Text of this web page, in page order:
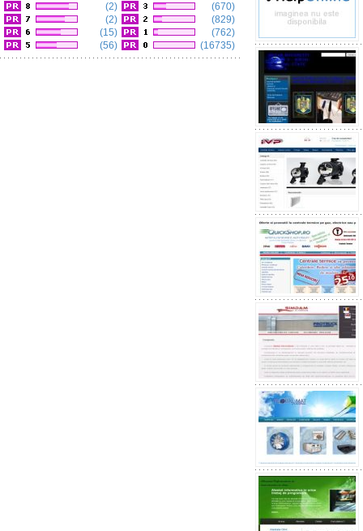
(2)
(2)
(15)
(56)
(670)
(829)
(762)
(16735)